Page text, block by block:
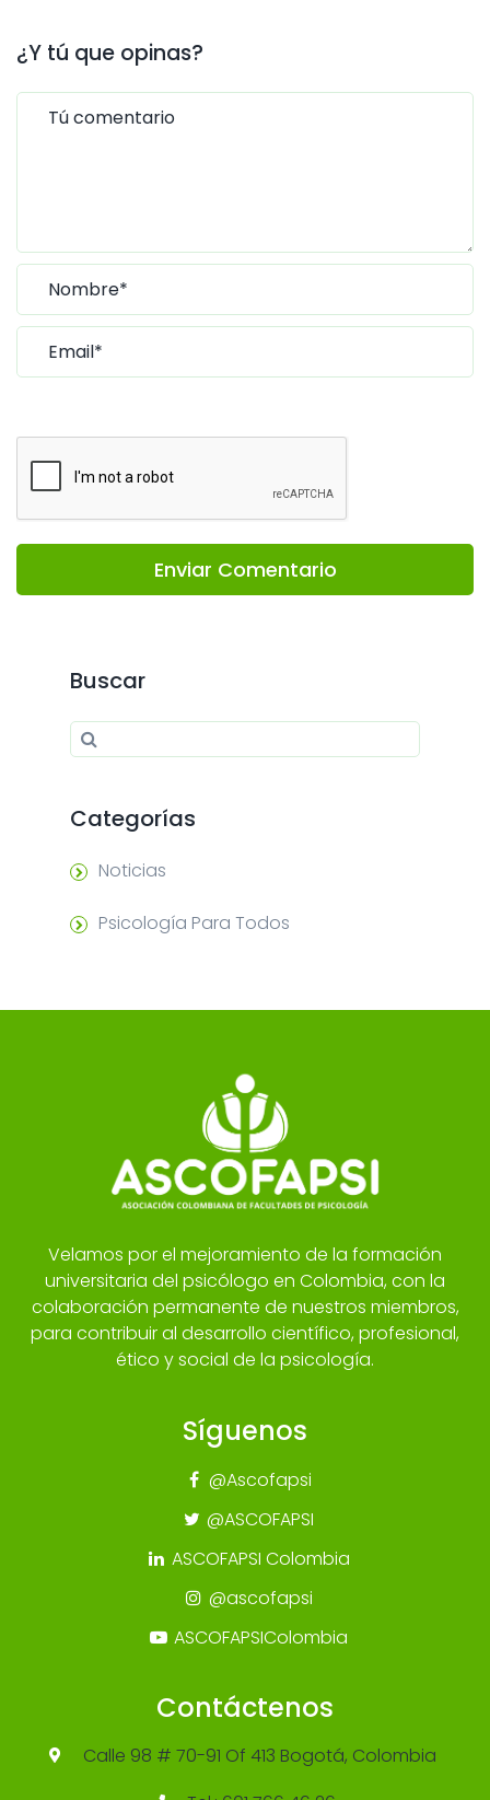
¿Y tú que opinas?
Enviar Comentario
Buscar
Search for:
Categorías
Noticias
Psicología Para Todos
Velamos por el mejoramiento de la formación
universitaria del psicólogo en Colombia, con la
colaboración permanente de nuestros miembros,
para contribuir al desarrollo científico, profesional,
ético y social de la psicología.
Síguenos
@Ascofapsi
@ASCOFAPSI
ASCOFAPSI Colombia
@ascofapsi
ASCOFAPSIColombia
Contáctenos
Calle 98 # 70-91 Of 413 Bogotá, Colombia